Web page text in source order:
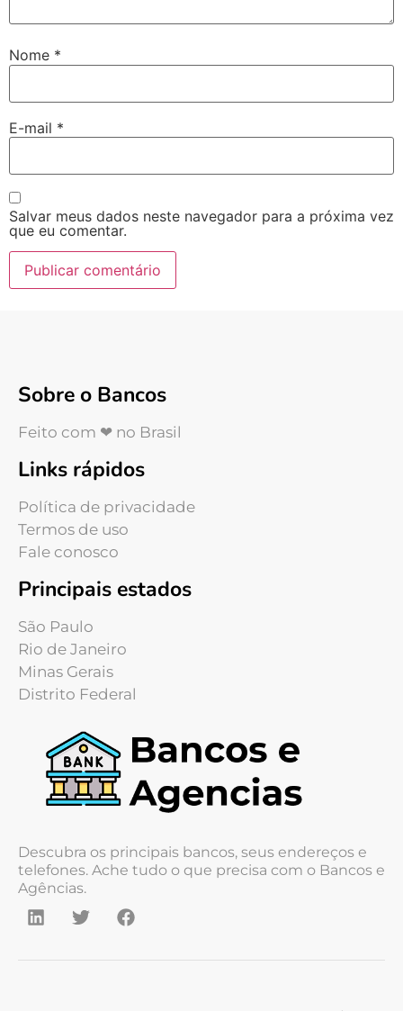
Nome *
E-mail *
Salvar meus dados neste navegador para a próxima vez
que eu comentar.
Sobre o Bancos
Feito com ❤ no Brasil
Links rápidos
Política de privacidade
Termos de uso
Fale conosco
Principais estados
São Paulo
Rio de Janeiro
Minas Gerais
Distrito Federal
Descubra os principais bancos, seus endereços e
telefones. Ache tudo o que precisa com o Bancos e
Agências.